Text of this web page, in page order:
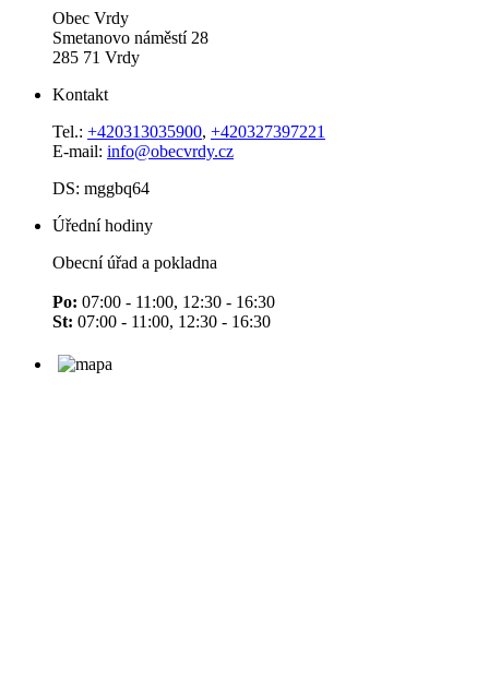
Obec Vrdy
Smetanovo náměstí 28
285 71 Vrdy
Kontakt
Tel.: +420313035900, +420327397221
E-mail: info@obecvrdy.cz
DS: mggbq64
Úřední hodiny
Obecní úřad a pokladna
Po: 07:00 - 11:00, 12:30 - 16:30
St: 07:00 - 11:00, 12:30 - 16:30